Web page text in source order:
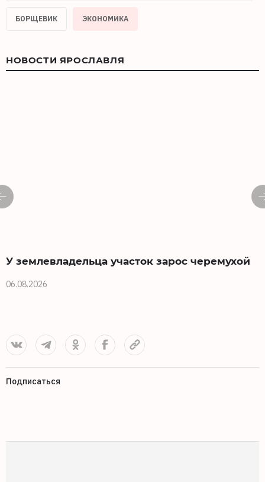
БОРЩЕВИК ЭКОНОМИКА
НОВОСТИ ЯРОСЛАВЛЯ
У землевладельца участок зарос черемухой
06.08.2026
Подписаться